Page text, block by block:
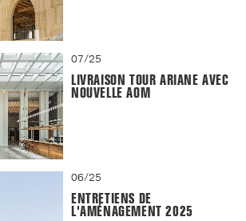
07/25
LIVRAISON TOUR ARIANE AVEC
NOUVELLE AOM
06/25
ENTRETIENS DE
L'AMÉNAGEMENT 2025